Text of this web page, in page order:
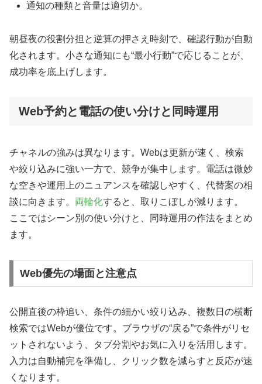
通知の種類と音量は適切か。
朝昼夜の役割分担と逆算の押さえ時刻で、確認行動が自動
化されます。小さな通知にも“最小行動”で応じることが、
成功率を底上げします。
Web予約と電話の使い分けと同時運用
チャネルの強みは異なります。Webは更新が速く、検索
や絞り込みに強い一方で、競争が集中します。電話は微妙
な空きや運用上のニュアンスを確認しやすく、代替案の相
談に向きます。 両輪化すると、取りこぼしが減ります。
ここではシーン別の使い分けと、同時運用の作法をまとめ
ます。
Web優先の場面と注意点
公開直後の枠追い、条件の細かい絞り込み、複数日の横断
検索ではWebが優位です。ブラウザの“戻る”で条件がリセ
ットされないよう、タブ分割やお気に入りを活用します。
入力は自動補完を準備し、クリック数を減らすと反応が速
くなります。